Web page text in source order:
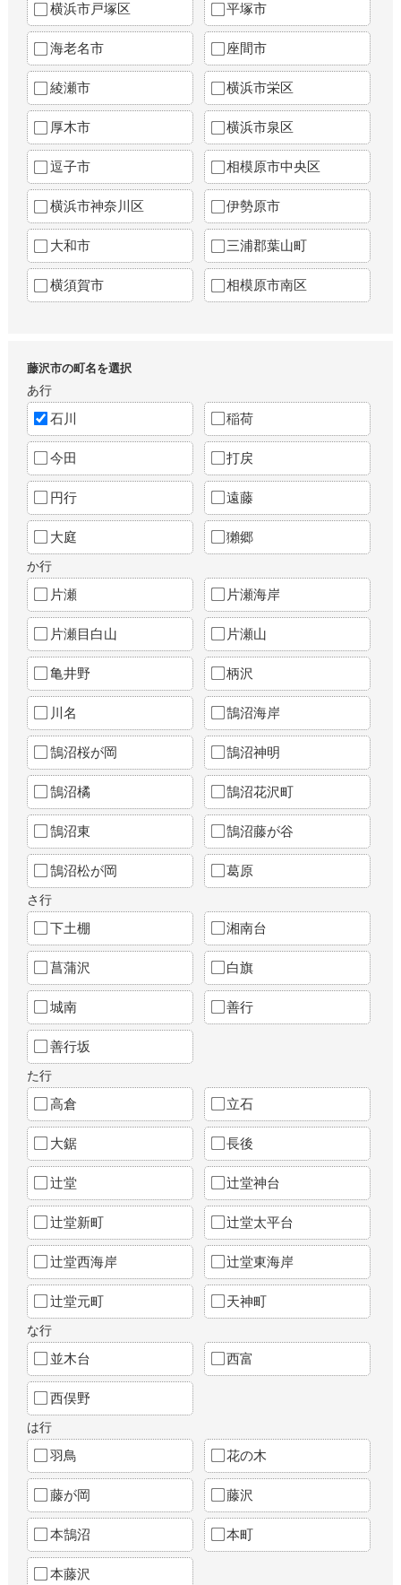
横浜市戸塚区 平塚市
海老名市 座間市
綾瀬市 横浜市栄区
厚木市 横浜市泉区
逗子市 相模原市中央区
横浜市神奈川区 伊勢原市
大和市 三浦郡葉山町
横須賀市 相模原市南区
藤沢市の町名を選択
あ行
石川 稲荷
今田 打戻
円行 遠藤
大庭 獺郷
か行
片瀬 片瀬海岸
片瀬目白山 片瀬山
亀井野 柄沢
川名 鵠沼海岸
鵠沼桜が岡 鵠沼神明
鵠沼橘 鵠沼花沢町
鵠沼東 鵠沼藤が谷
鵠沼松が岡 葛原
さ行
下土棚 湘南台
菖蒲沢 白旗
城南 善行
善行坂
た行
高倉 立石
大鋸 長後
辻堂 辻堂神台
辻堂新町 辻堂太平台
辻堂西海岸 辻堂東海岸
辻堂元町 天神町
な行
並木台 西富
西俣野
は行
羽鳥 花の木
藤が岡 藤沢
本鵠沼 本町
本藤沢